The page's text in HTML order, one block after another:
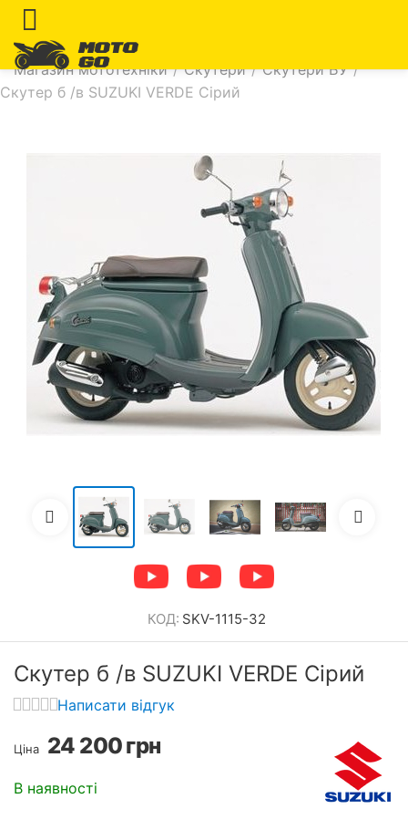
Магазин мототехніки / Скутери / Скутери БУ /
Скутер б /в SUZUKI VERDE Сірий
КОД: SKV-1115-32
Скутер б /в SUZUKI VERDE Сірий
Написати відгук
Ціна 24 200грн
В наявності